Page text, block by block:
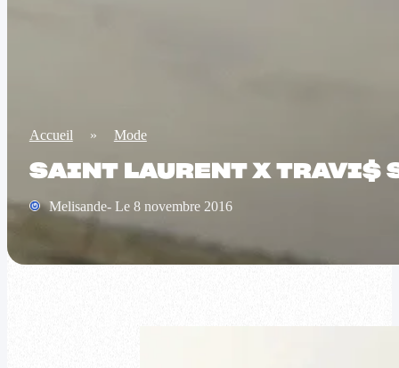
Accueil » Mode
SAINT LAURENT X
Melisande- Le 8 novembre 2016